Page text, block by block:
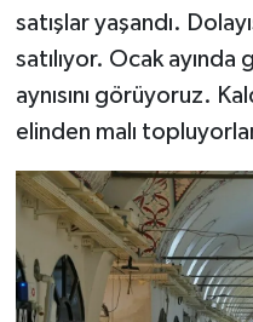
satışlar yaşandı.
satılıyor. Ocak
aynısını görüyoruz.
elinden malı